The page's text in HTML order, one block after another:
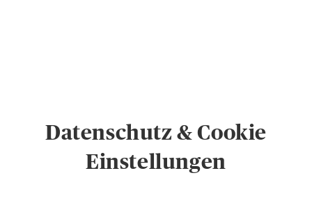
KARRIEREDatenschutz & Cookie
Einstellungen